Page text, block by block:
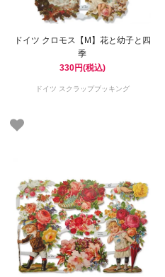
ドイツ クロモス【M】花と幼子と四
季
330円(税込)
ドイツ スクラップブッキング